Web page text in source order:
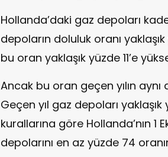
Hollanda’daki gaz depoları
depoların doluluk oranı
bu oran yaklaşık yüzde 11’e
Ancak bu oran geçen yılın
Geçen yıl gaz depoları
kurallarına göre Hollanda’nın 1
depolarını en az yüzde 74